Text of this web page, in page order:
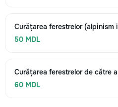
Curățarea ferestrelor (alpinism
50 MDL
Curățarea ferestrelor de către
60 MDL